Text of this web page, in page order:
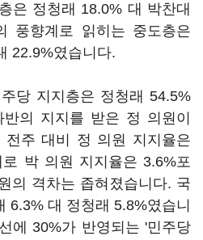
은 정청래 18.0% 대 박찬대
풍향계로 읽히는 중도층은
22.9%였습니다.
당 지지층은 정청래 54.5%
의 지지를 받은 정 의원이
전주 대비 정 의원 지지율은
박 의원 지지율은 3.6%포
의 격차는 좁혀졌습니다. 국
6.3% 대 정청래 5.8%였습니
에 30%가 반영되는 '민주당